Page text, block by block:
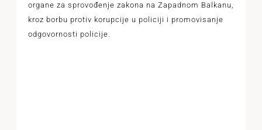
organe za sprovođenje zakona na Zapadnom Balkanu,
kroz borbu protiv korupcije u policiji i promovisanje
odgovornosti policije.